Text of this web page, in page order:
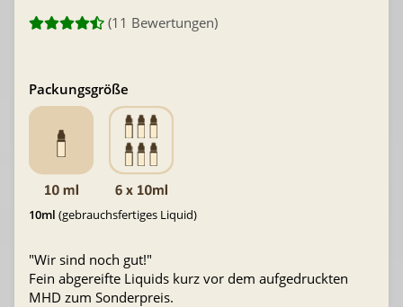
(11 Bewertungen)
Packungsgröße
10ml (gebrauchsfertiges Liquid)
"Wir sind noch gut!"
Fein abgereifte Liquids kurz vor dem aufgedruckten
MHD zum Sonderpreis.